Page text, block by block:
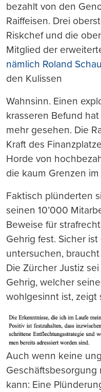
bezahlt von den
Raiffeisen. Drei
Riskchef und die
Mitglied der
nämlich Roland
den Kulissen
Wahnsinn. Einen
krasseren Befund
mehr gesehen. Die
Kraft des
Horde von
die kaum Grenzen
Faktisch plünderten
seinen 10’000
Beweise für
Gehrig fest. Sicher
untersuchen,
Die Zürcher Justiz
Gehrig, welcher
wohlgesinnt ist, zeigt
Auch wenn keine
kann: Eine